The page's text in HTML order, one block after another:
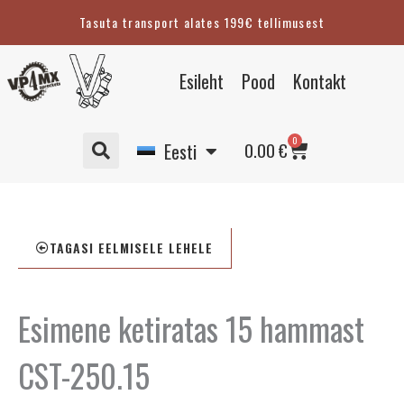
content
Tasuta transport alates 199€ tellimusest
Esileht Pood Kontakt
Eesti
Suomi
Deutsch
0.00€ 0
Cart
TAGASI EELMISELE LEHELE
Esimene ketiratas 15 hammast
CST-250.15